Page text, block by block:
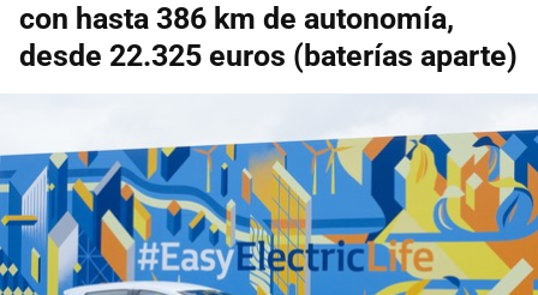
con hasta 386 km de autonomía,
desde 22.325 euros (baterías aparte)